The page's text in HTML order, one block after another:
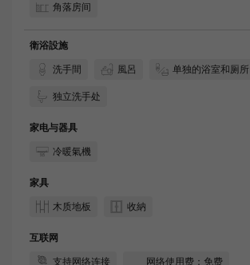
角落房间
衛浴設施
洗手間
風呂 单独的浴室和厕所
独立洗手处
家电与器具
冷暖氣機
家具
木质地板
收納
互联网
支持网络连接
网络使用费：免费